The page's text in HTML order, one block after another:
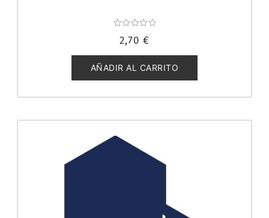
con
de
5
2,70 €
AÑADIR AL CARRITO